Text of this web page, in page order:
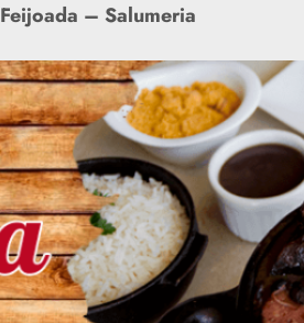
– Salumeria